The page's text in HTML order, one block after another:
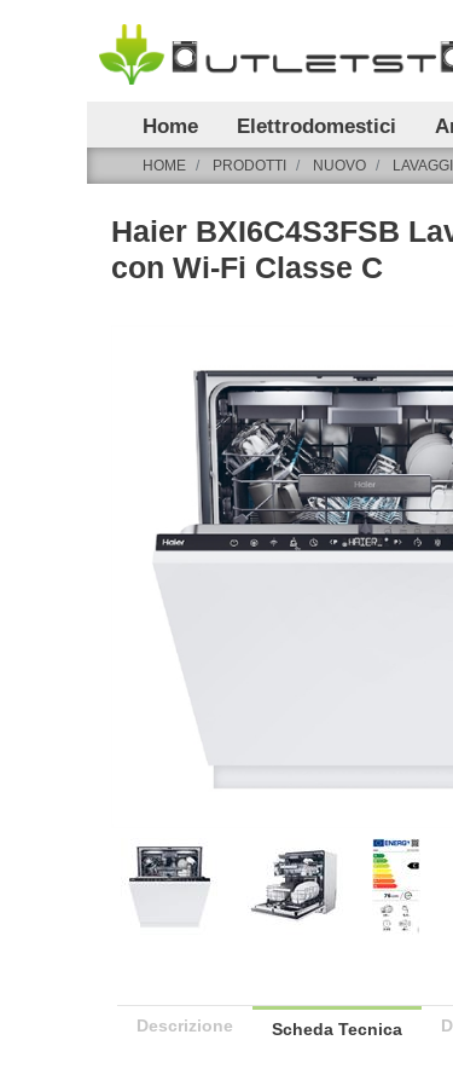
Home Elettrodomestici
HOME PRODOTTI NUOVO
Haier BXI6C4S3FSB
con Wi-Fi Classe C
Descrizione Scheda Tecnica